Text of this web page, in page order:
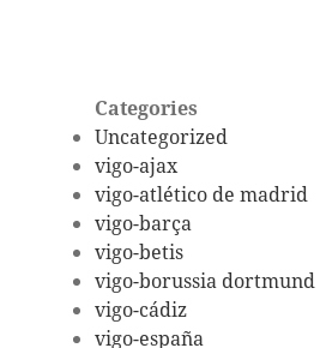
Categories
Uncategorized
vigo-ajax
vigo-atlético de madrid
vigo-barça
vigo-betis
vigo-borussia dortmund
vigo-cádiz
vigo-españa